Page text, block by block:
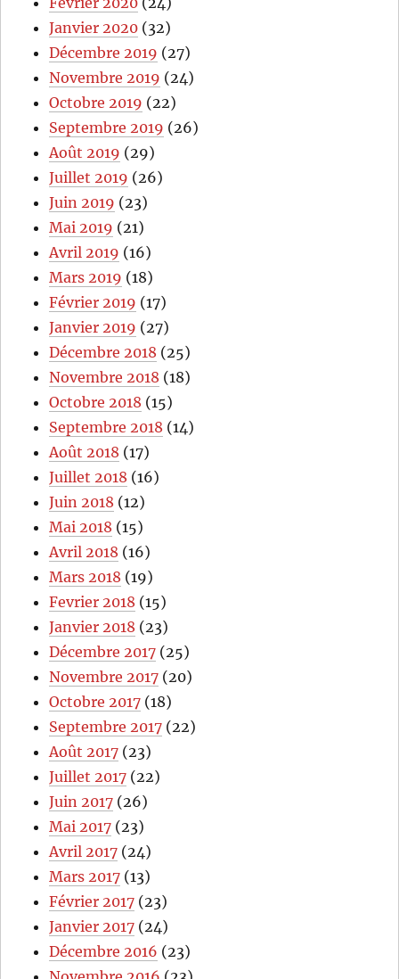
Janvier 2020 (32)
Décembre 2019 (27)
Novembre 2019 (24)
Octobre 2019 (22)
Septembre 2019 (26)
Août 2019 (29)
Juillet 2019 (26)
Juin 2019 (23)
Mai 2019 (21)
Avril 2019 (16)
Mars 2019 (18)
Février 2019 (17)
Janvier 2019 (27)
Décembre 2018 (25)
Novembre 2018 (18)
Octobre 2018 (15)
Septembre 2018 (14)
Août 2018 (17)
Juillet 2018 (16)
Juin 2018 (12)
Mai 2018 (15)
Avril 2018 (16)
Mars 2018 (19)
Fevrier 2018 (15)
Janvier 2018 (23)
Décembre 2017 (25)
Novembre 2017 (20)
Octobre 2017 (18)
Septembre 2017 (22)
Août 2017 (23)
Juillet 2017 (22)
Juin 2017 (26)
Mai 2017 (23)
Avril 2017 (24)
Mars 2017 (13)
Février 2017 (23)
Janvier 2017 (24)
Décembre 2016 (23)